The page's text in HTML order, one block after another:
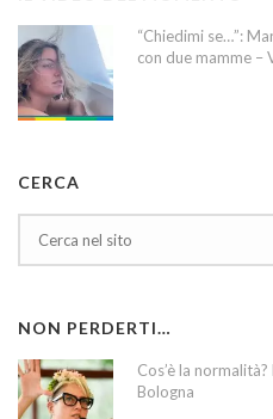
“Chiedimi se…”:
con due mamme –
CERCA
NON PERDERTI…
Cos’è la
Bologna